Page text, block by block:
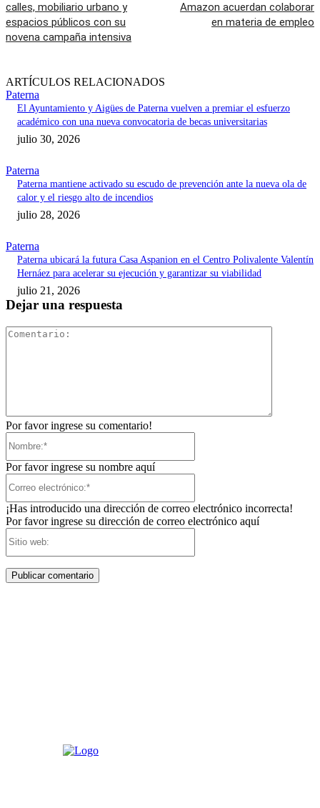
calles, mobiliario urbano y
espacios públicos con su
novena campaña intensiva
Amazon acuerdan colaborar
en materia de empleo
ARTÍCULOS RELACIONADOS
Paterna
El Ayuntamiento y Aigües de Paterna vuelven a premiar el esfuerzo
académico con una nueva convocatoria de becas universitarias
julio 30, 2026
Paterna
Paterna mantiene activado su escudo de prevención ante la nueva ola de
calor y el riesgo alto de incendios
julio 28, 2026
Paterna
Paterna ubicará la futura Casa Aspanion en el Centro Polivalente Valentín
Hernáez para acelerar su ejecución y garantizar su viabilidad
julio 21, 2026
Dejar una respuesta
Por favor ingrese su comentario!
Por favor ingrese su nombre aquí
¡Has introducido una dirección de correo electrónico incorrecta!
Por favor ingrese su dirección de correo electrónico aquí